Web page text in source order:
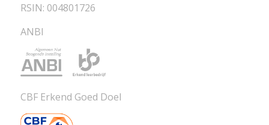
RSIN: 004801726
ANBI
CBF Erkend Goed Doel